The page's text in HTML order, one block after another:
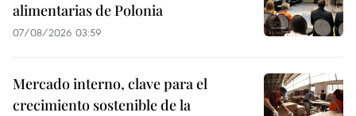
alimentarias de Polonia
07/08/2026 03:59
Mercado interno, clave para el
crecimiento sostenible de la